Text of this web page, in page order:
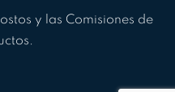
y las Comisiones de